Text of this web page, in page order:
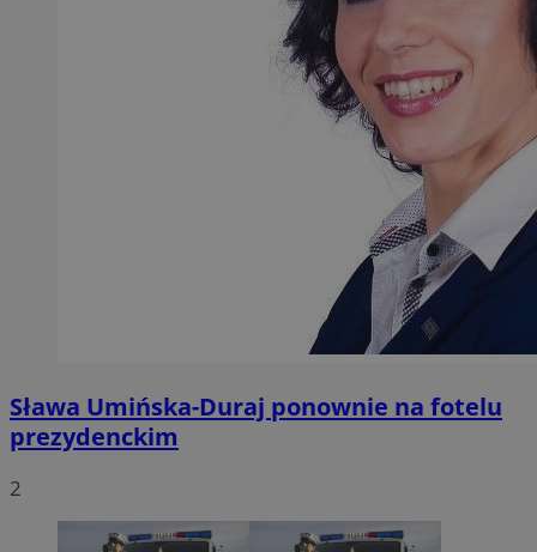
Sława Umińska-Duraj ponownie na fotelu
prezydenckim
2